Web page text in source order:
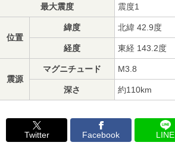
最大震度 震度1
位置
緯度 北緯 42.9度
経度 東経 143.2度
震源
マグニチュード M3.8
深さ 約110km
Twitter Facebook LINE